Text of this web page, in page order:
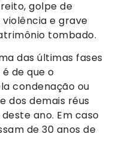
golpe de
e grave
tombado.
das últimas fases
de que o
condenação ou
dos demais réus
ano. Em caso
de 30 anos de